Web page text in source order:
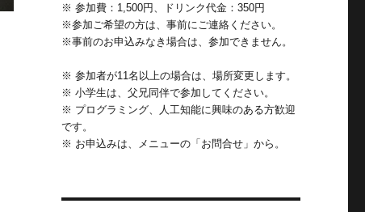
※ 参加費：1,500円、ドリンク代金：350円
※参加ご希望の方は、事前にご連絡ください。
※事前のお申込みなき場合は、参加できません。
※ 参加者が11名以上の場合は、場所変更します。
※ 小学生は、父兄同伴で参加してください。
※ プログラミング、人工知能に興味のある方歓迎
です。
※ お申込みは、メニューの「お問合せ」から。